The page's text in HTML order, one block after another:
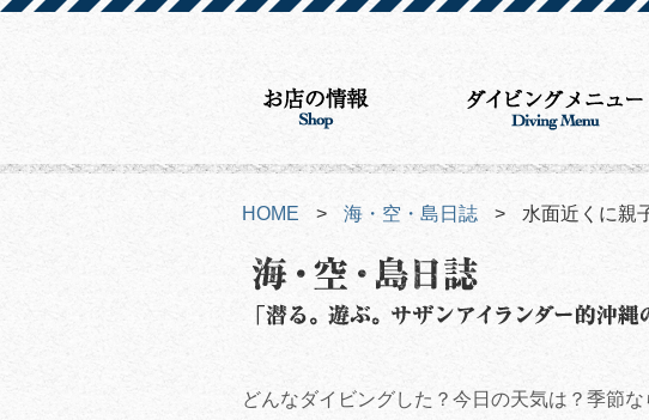
HOME > 海・空・島日誌 > 水面近くに親
どんなダイビングした？今日の天気は？季節